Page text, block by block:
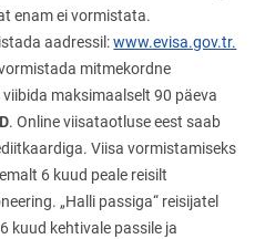
enam ei vormistata.
aadressil:www.evisa.gov.tr.
mitmekordne
maksimaalselt 90 päeva
. Online viisataotluse eest saab
Viisa vormistamiseks
6 kuud peale reisilt
„Halli passiga“ reisijatel
kuud kehtivale passile ja